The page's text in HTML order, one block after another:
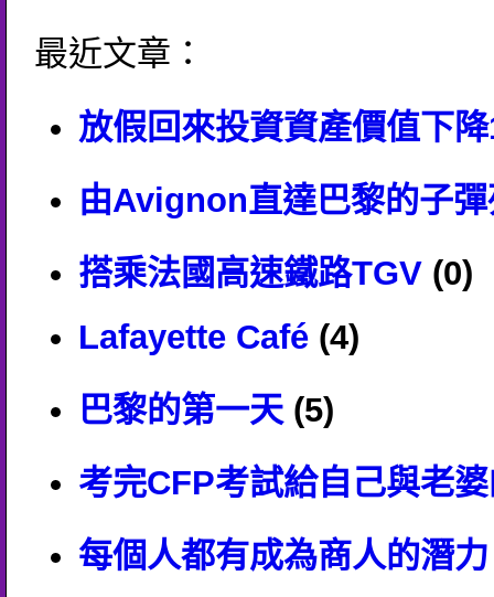
最近文章：
放假回來投資資產價值下
由Avignon直達巴黎的子
搭乘法國高速鐵路TGV (0)
Lafayette Café (4)
巴黎的第一天 (5)
考完CFP考試給自己與老
每個人都有成為商人的潛力